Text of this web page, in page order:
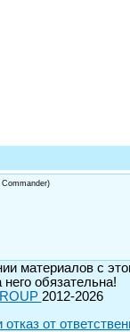
Commander)
материалов с
обязательна!
2012-2026
от